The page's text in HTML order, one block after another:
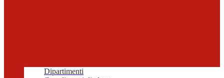
Dipartimenti